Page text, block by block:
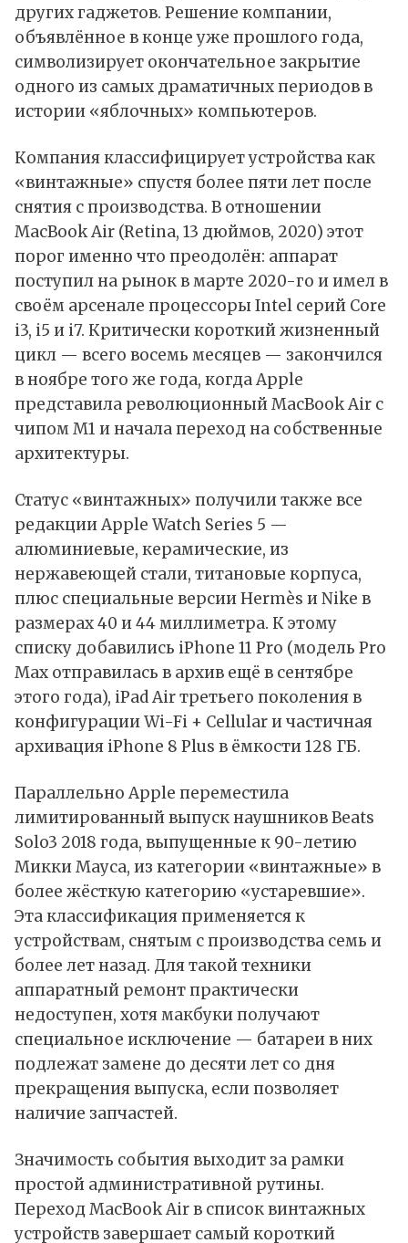
других гаджетов. Решение компании,
объявлённое в конце уже прошлого года,
символизирует окончательное закрытие
одного из самых драматичных периодов в
истории «яблочных» компьютеров.
Компания классифицирует устройства как
«винтажные» спустя более пяти лет после
снятия с производства. В отношении
MacBook Air (Retina, 13 дюймов, 2020) этот
порог именно что преодолён: аппарат
поступил на рынок в марте 2020-го и имел в
своём арсенале процессоры Intel серий Core
i3, i5 и i7. Критически короткий жизненный
цикл — всего восемь месяцев — закончился
в ноябре того же года, когда Apple
представила революционный MacBook Air с
чипом М1 и начала переход на собственные
архитектуры.
Статус «винтажных» получили также все
редакции Apple Watch Series 5 —
алюминиевые, керамические, из
нержавеющей стали, титановые корпуса,
плюс специальные версии Hermès и Nike в
размерах 40 и 44 миллиметра. К этому
списку добавились iPhone 11 Pro (модель Pro
Max отправилась в архив ещё в сентябре
этого года), iPad Air третьего поколения в
конфигурации Wi-Fi + Cellular и частичная
архивация iPhone 8 Plus в ёмкости 128 ГБ.
Параллельно Apple переместила
лимитированный выпуск наушников Beats
Solo3 2018 года, выпущенные к 90-летию
Микки Мауса, из категории «винтажные» в
более жёсткую категорию «устаревшие».
Эта классификация применяется к
устройствам, снятым с производства семь и
более лет назад. Для такой техники
аппаратный ремонт практически
недоступен, хотя макбуки получают
специальное исключение — батареи в них
подлежат замене до десяти лет со дня
прекращения выпуска, если позволяет
наличие запчастей.
Значимость события выходит за рамки
простой административной рутины.
Переход MacBook Air в список винтажных
устройств завершает самый короткий